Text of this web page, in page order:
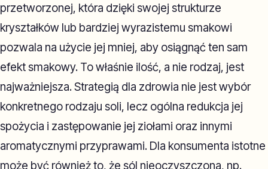
przetworzonej, która dzięki swojej strukturze
kryształków lub bardziej wyrazistemu smakowi
pozwala na użycie jej mniej, aby osiągnąć ten sam
efekt smakowy. To właśnie ilość, a nie rodzaj, jest
najważniejsza. Strategią dla zdrowia nie jest wybór
konkretnego rodzaju soli, lecz ogólna redukcja jej
spożycia i zastępowanie jej ziołami oraz innymi
aromatycznymi przyprawami. Dla konsumenta istotne
może być również to, że sól nieoczyszczona, np.